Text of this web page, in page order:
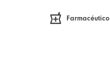
Farmacéutico